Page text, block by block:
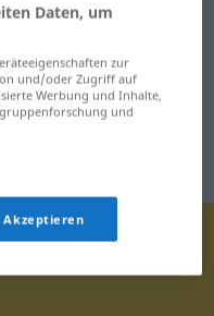
Daten, um
zur
und/oder Zugriff auf
Werbung und Inhalte,
und
Akzeptieren